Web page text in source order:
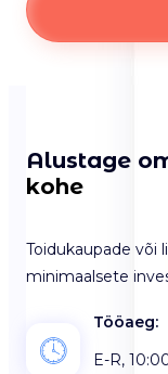
Alustage
kohe
Toidukaupade või
minimaalsete
Tööaeg:
E-R,